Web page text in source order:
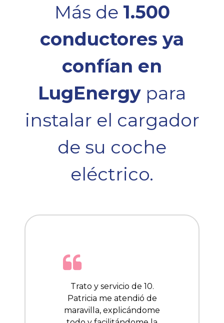
Más de 1.500
conductores ya
confían en
LugEnergy para
instalar el cargador
de su coche
eléctrico.
Trato y servicio de 10.
Patricia me atendió de
maravilla, explicándome